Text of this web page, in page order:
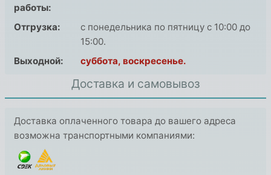
работы:
Отгрузка:
с понедельника по пятницу с 10:00 до
15:00.
Выходной:
суббота, воскресенье.
Доставка и самовывоз
Доставка оплаченного товара до вашего адреса
возможна транспортными компаниями: